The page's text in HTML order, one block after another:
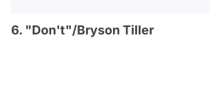
6. "Don't"/Bryson Tiller